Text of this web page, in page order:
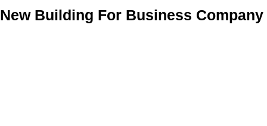
New Building For Business Company